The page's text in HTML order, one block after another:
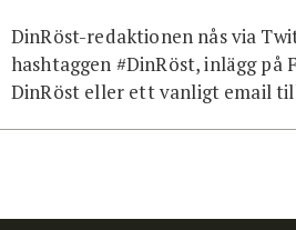
DinRöst-redaktionen nås via
hashtaggen #DinRöst, inlägg på
DinRöst eller ett vanligt email